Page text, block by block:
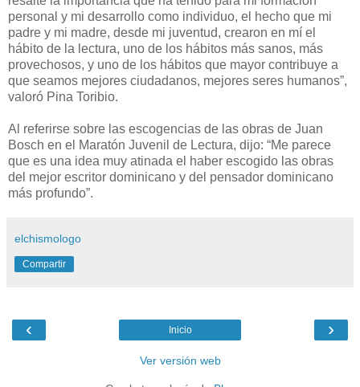
personal y mi desarrollo como individuo, el hecho que mi
padre y mi madre, desde mi juventud, crearon en mí el
hábito de la lectura, uno de los hábitos más sanos, más
provechosos, y uno de los hábitos que mayor contribuye a
que seamos mejores ciudadanos, mejores seres humanos”,
valoró Pina Toribio.
Al referirse sobre las escogencias de las obras de Juan
Bosch en el Maratón Juvenil de Lectura, dijo: “Me parece
que es una idea muy atinada el haber escogido las obras
del mejor escritor dominicano y del pensador dominicano
más profundo”.
elchismologo
Compartir
‹ ›
Inicio
Ver versión web